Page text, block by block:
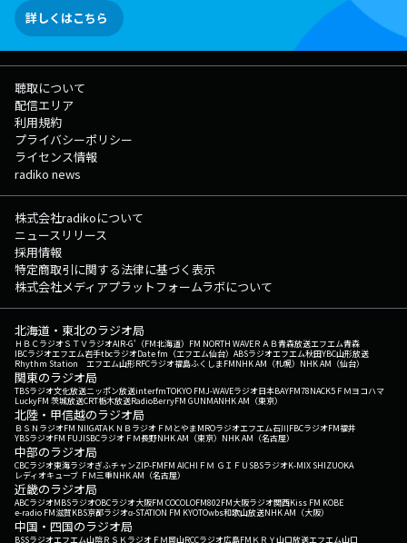
詳しくはこちら
聴取について
配信エリア
利用規約
プライバシーポリシー
ライセンス情報
radiko news
株式会社radikoについて
ニュースリリース
採用情報
特定商取引に関する法律に基づく表示
株式会社メディアプラットフォームラボについて
北海道・東北のラジオ局
ＨＢＣラジオＳＴＶラジオAIR-G'（FM北海道） FM NORTH WAVEＲＡＢ青森放送エフエム青森
IBCラジオエフエム岩手tbcラジオDate fm（エフエム仙台） ABSラジオエフエム秋田YBC山形放送
Rhythm Station エフエム山形RFCラジオ福島ふくしまFMNHK AM（札幌） NHK AM（仙台）
関東のラジオ局
TBSラジオ文化放送ニッポン放送interfmTOKYO FMJ-WAVEラジオ日本BAYFM78NACK5 ＦＭヨコハマ
LuckyFM 茨城放送CRT栃木放送RadioBerryFM GUNMANHK AM（東京）
北陸・甲信越のラジオ局
ＢＳＮラジオFM NIIGATAＫＮＢラジオ ＦＭとやまMROラジオエフエム石川FBCラジオFM福井
YBSラジオFM FUJISBCラジオ ＦＭ長野NHK AM（東京） NHK AM（名古屋）
中部のラジオ局
CBCラジオ東海ラジオぎふチャンZIP-FMFM AICHI ＦＭ ＧＩＦＵ SBSラジオK-MIX SHIZUOKA
レディオキューブ ＦＭ三重NHK AM（名古屋）
近畿のラジオ局
ABCラジオMBSラジオOBCラジオ大阪FM COCOLOFM802FM大阪ラジオ関西Kiss FM KOBE
e-radio FM滋賀KBS京都ラジオα-STATION FM KYOTOwbs和歌山放送NHK AM（大阪）
中国・四国のラジオ局
BSSラジオエフエム山陰ＲＳＫラジオ ＦＭ岡山RCCラジオ広島FM ＫＲＹ山口放送エフエム山口